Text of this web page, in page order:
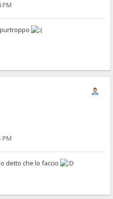
PM
PM
detto che lo faccio